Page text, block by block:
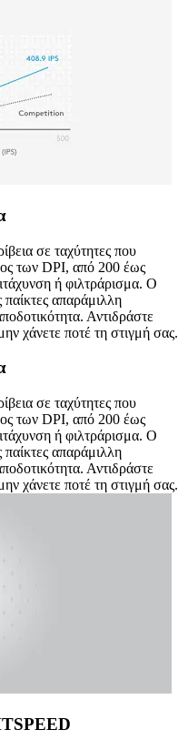
σε ταχύτητες που
των DPI, από 200 έως
ή φιλτράρισμα. Ο
απαράμιλλη
Αντιδράστε
χάνετε ποτέ τη στιγμή σας.
σε ταχύτητες που
των DPI, από 200 έως
ή φιλτράρισμα. Ο
απαράμιλλη
Αντιδράστε
χάνετε ποτέ τη στιγμή σας.